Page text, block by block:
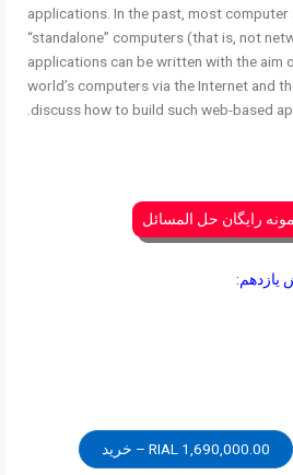
applications. In the past, most computer
“standalone” computers (that is, not
applications can be written with the aim
world’s computers via the Internet and
discuss how to build such web-based
رایگان حل المسائل
1,690,000.00 RIAL – خرید